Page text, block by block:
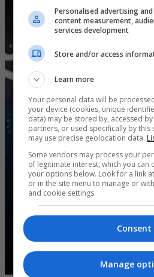
انفراجات مالية
يتربع على عرش الحظ
Personalised advertising
content measurement,
services development
Store and/or access
Learn more
Your personal data will be
your device (cookies, unique
data) may be stored by, accessed
partners, or used specifically by this
may use precise geolocation data.
Some vendors may process your
of legitimate interest, which you can
your options below. Look for a link
or in the site menu to manage or
and cookie settings.
Consent
Manage